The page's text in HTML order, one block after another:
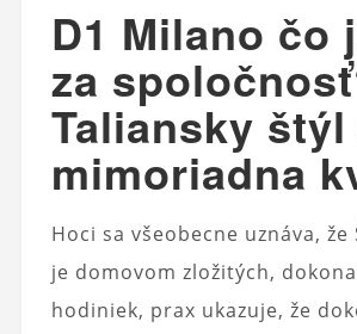
D1 Milano čo
za
Taliansky štýl
mimoriadna
Hoci sa všeobecne uznáva, že
je domovom zložitých,
hodiniek, prax ukazuje, že